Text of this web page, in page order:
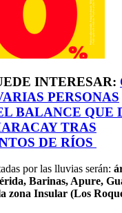
INTERESAR:
PERSONAS
BALANCE QUE
TRAS
DE RÍOS
por las lluvias serán:
Barinas, Apure,
zona Insular (Los